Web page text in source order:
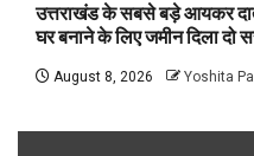
उत्तराखंड के सबसे बड़े आयकर
घर बनाने के लिए जमीन दिला दो
August 8, 2026 Yoshita